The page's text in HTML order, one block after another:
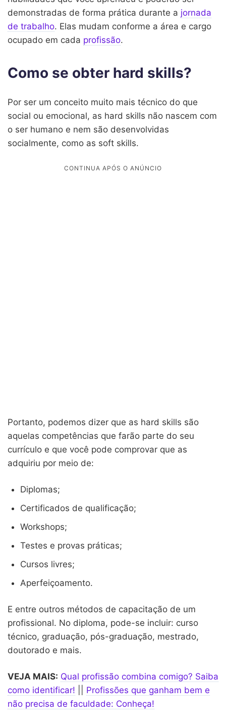
demonstradas de forma prática durante a jornada
de trabalho. Elas mudam conforme a área e cargo
ocupado em cada profissão.
Como se obter hard skills?
Por ser um conceito muito mais técnico do que
social ou emocional, as hard skills não nascem com
o ser humano e nem são desenvolvidas
socialmente, como as soft skills.
Portanto, podemos dizer que as hard skills são
aquelas competências que farão parte do seu
currículo e que você pode comprovar que as
adquiriu por meio de:
Diplomas;
Certificados de qualificação;
Workshops;
Testes e provas práticas;
Cursos livres;
Aperfeiçoamento.
E entre outros métodos de capacitação de um
profissional. No diploma, pode-se incluir: curso
técnico, graduação, pós-graduação, mestrado,
doutorado e mais.
VEJA MAIS: Qual profissão combina comigo? Saiba
como identificar!
Profissões que ganham bem e
não precisa de faculdade: Conheça!